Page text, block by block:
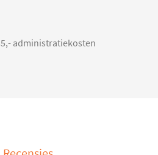
administratiekosten